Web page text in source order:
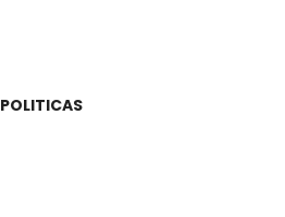
POLITICAS